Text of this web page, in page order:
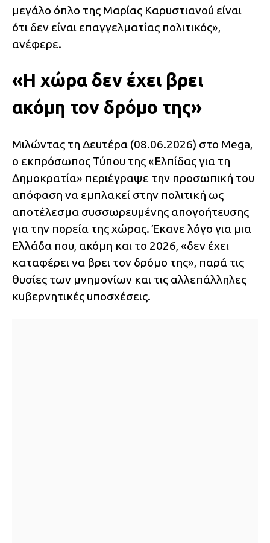
μεγάλο όπλο της Μαρίας Καρυστιανού είναι
ότι δεν είναι επαγγελματίας πολιτικός»,
ανέφερε.
«Η χώρα δεν έχει βρει
ακόμη τον δρόμο της»
Μιλώντας τη Δευτέρα (08.06.2026) στο Mega,
ο εκπρόσωπος Τύπου της «Ελπίδας για τη
Δημοκρατία» περιέγραψε την προσωπική του
απόφαση να εμπλακεί στην πολιτική ως
αποτέλεσμα συσσωρευμένης απογοήτευσης
για την πορεία της χώρας. Έκανε λόγο για μια
Ελλάδα που, ακόμη και το 2026, «δεν έχει
καταφέρει να βρει τον δρόμο της», παρά τις
θυσίες των μνημονίων και τις αλλεπάλληλες
κυβερνητικές υποσχέσεις.